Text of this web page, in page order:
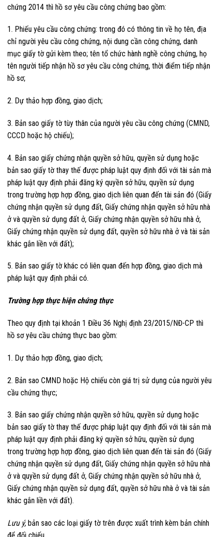
chứng 2014 thì hồ sơ yêu cầu công chứng bao gồm:
1. Phiếu yêu cầu công chứng: trong đó có thông tin về họ tên, địa
chỉ người yêu cầu công chứng, nội dung cần công chứng, danh
mục giấy tờ gửi kèm theo; tên tổ chức hành nghề công chứng, họ
tên người tiếp nhận hồ sơ yêu cầu công chứng, thời điểm tiếp nhận
hồ sơ;
2. Dự thảo hợp đồng, giao dịch;
3. Bản sao giấy tờ tùy thân của người yêu cầu công chứng (CMND,
CCCD hoặc hộ chiếu);
4. Bản sao giấy chứng nhận quyền sở hữu, quyền sử dụng hoặc
bản sao giấy tờ thay thế được pháp luật quy định đối với tài sản mà
pháp luật quy định phải đăng ký quyền sở hữu, quyền sử dụng
trong trường hợp hợp đồng, giao dịch liên quan đến tài sản đó (Giấy
chứng nhận quyền sử dụng đất, Giấy chứng nhận quyền sở hữu nhà
ở và quyền sử dụng đất ở, Giấy chứng nhận quyền sở hữu nhà ở,
Giấy chứng nhận quyền sử dụng đất, quyền sở hữu nhà ở và tài sản
khác gắn liền với đất);
5. Bản sao giấy tờ khác có liên quan đến hợp đồng, giao dịch mà
pháp luật quy định phải có.
Trường hợp thực hiện chứng thực
Theo quy định tại khoản 1 Điều 36 Nghị định 23/2015/NĐ-CP thì
hồ sơ yêu cầu chứng thực bao gồm:
1. Dự thảo hợp đồng, giao dịch;
2. Bản sao CMND hoặc Hộ chiếu còn giá trị sử dụng của người yêu
cầu chứng thực;
3. Bản sao giấy chứng nhận quyền sở hữu, quyền sử dụng hoặc
bản sao giấy tờ thay thế được pháp luật quy định đối với tài sản mà
pháp luật quy định phải đăng ký quyền sở hữu, quyền sử dụng
trong trường hợp hợp đồng, giao dịch liên quan đến tài sản đó (Giấy
chứng nhận quyền sử dụng đất, Giấy chứng nhận quyền sở hữu nhà
ở và quyền sử dụng đất ở, Giấy chứng nhận quyền sở hữu nhà ở,
Giấy chứng nhận quyền sử dụng đất, quyền sở hữu nhà ở và tài sản
khác gắn liền với đất).
Lưu ý, bản sao các loại giấy tờ trên được xuất trình kèm bản chính